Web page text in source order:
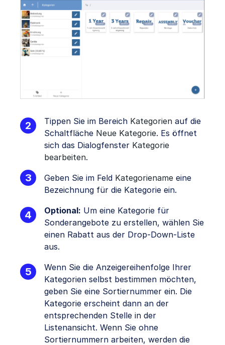
Tippen Sie im Bereich Kategorien auf die
Schaltfläche Neue Kategorie. Es öffnet
sich das Dialogfenster Kategorie
bearbeiten.
Geben Sie im Feld Kategoriename eine
Bezeichnung für die Kategorie ein.
Optional: Um eine Kategorie für
Sonderangebote zu erstellen, wählen Sie
einen Rabatt aus der Drop-Down-Liste
aus.
Wenn Sie die Anzeigereihenfolge Ihrer
Kategorien selbst bestimmen möchten,
geben Sie eine Sortiernummer ein. Die
Kategorie erscheint dann an der
entsprechenden Stelle in der
Listenansicht. Wenn Sie ohne
Sortiernummern arbeiten, werden die